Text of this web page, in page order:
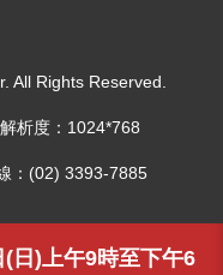
日)上午9時至下午6
All Rights Reserved.
析度：1024*768
：(02) 3393-7885